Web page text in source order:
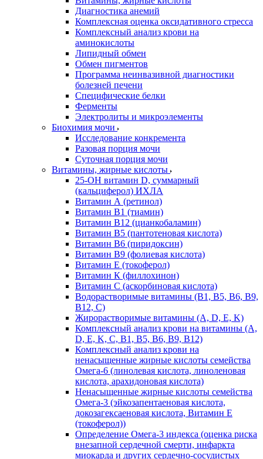
Диагностика анемий
Комплексная оценка оксидативного стресса
Комплексный анализ крови на
аминокислоты
Липидный обмен
Обмен пигментов
Программа неинвазивной диагностики
болезней печени
Специфические белки
Ферменты
Электролиты и микроэлементы
Биохимия мочи
Исследование конкремента
Разовая порция мочи
Суточная порция мочи
Витамины, жирные кислоты
25-OH витамин D, суммарный
(кальциферол) ИХЛА
Витамин А (ретинол)
Витамин В1 (тиамин)
Витамин В12 (цианкобаламин)
Витамин В5 (пантотеновая кислота)
Витамин В6 (пиридоксин)
Витамин В9 (фолиевая кислота)
Витамин Е (токоферол)
Витамин К (филлохинон)
Витамин С (аскорбиновая кислота)
Водорастворимые витамины (B1, B5, B6, В9,
В12, С)
Жирорастворимые витамины (A, D, E, K)
Комплексный анализ крови на витамины (A,
D, E, K, C, B1, B5, B6, В9, B12)
Комплексный анализ крови на
ненасыщенные жирные кислоты семейства
Омега-6 (линолевая кислота, линоленовая
кислота, арахидоновая кислота)
Ненасыщенные жирные кислоты семейства
Омега-3 (эйкозапентаеновая кислота,
докозагексаеновая кислота, Витамин E
(токоферол))
Определение Омега-3 индекса (оценка риска
внезапной сердечной смерти, инфаркта
миокарда и других сердечно-сосудистых